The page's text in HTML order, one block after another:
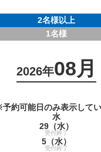
2名様以上
1名様
2026年08月
約可能日のみ表示して
水
29 （水）
受付終了
5 （水）
受付終了